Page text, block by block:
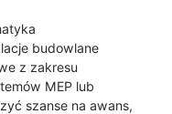
budowlane
z zakresu
MEP lub
szanse na awans,